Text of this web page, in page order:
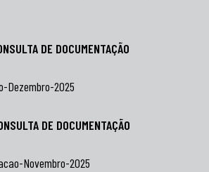
DE DOCUMENTAÇÃO
Dezembro-2025
DE DOCUMENTAÇÃO
Novembro-2025